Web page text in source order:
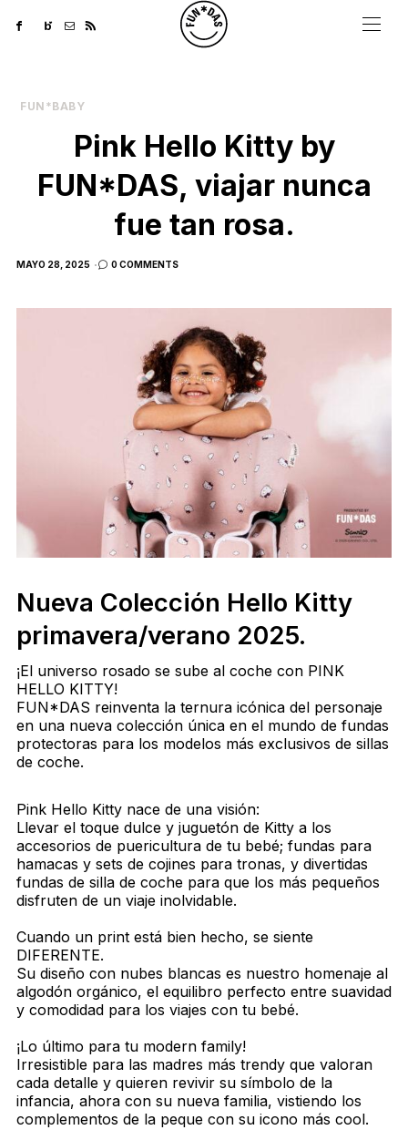
FUN*BABY
Pink Hello Kitty by
FUN*DAS, viajar nunca
fue tan rosa.
POSTED
MAYO 28, 2025 0 COMMENTS
Nueva Colección Hello Kitty
primavera/verano 2025.
¡El universo rosado se sube al coche con PINK
HELLO KITTY!
FUN*DAS reinventa la ternura icónica del personaje
en una nueva colección única en el mundo de fundas
protectoras para los modelos más exclusivos de sillas
de coche.
Pink Hello Kitty nace de una visión:
Llevar el toque dulce y juguetón de Kitty a los
accesorios de puericultura de tu bebé; fundas para
hamacas y sets de cojines para tronas, y divertidas
fundas de silla de coche para que los más pequeños
disfruten de un viaje inolvidable.
Cuando un print está bien hecho, se siente
DIFERENTE.
Su diseño con nubes blancas es nuestro homenaje al
algodón orgánico, el equilibro perfecto entre suavidad
y comodidad para los viajes con tu bebé.
¡Lo último para tu modern family!
Irresistible para las madres más trendy que valoran
cada detalle y quieren revivir su símbolo de la
infancia, ahora con su nueva familia, vistiendo los
complementos de la peque con su icono más cool.